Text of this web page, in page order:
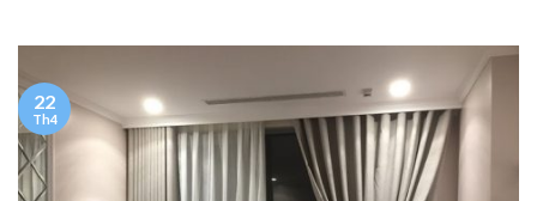
22
Th4